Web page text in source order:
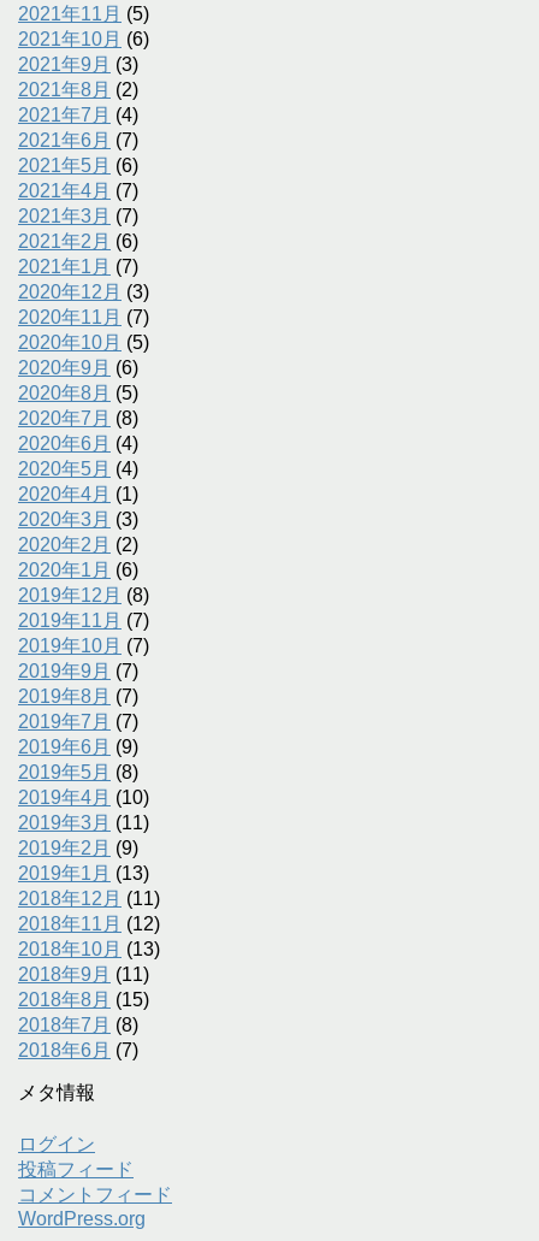
2021年11月 (5)
2021年10月 (6)
2021年9月 (3)
2021年8月 (2)
2021年7月 (4)
2021年6月 (7)
2021年5月 (6)
2021年4月 (7)
2021年3月 (7)
2021年2月 (6)
2021年1月 (7)
2020年12月 (3)
2020年11月 (7)
2020年10月 (5)
2020年9月 (6)
2020年8月 (5)
2020年7月 (8)
2020年6月 (4)
2020年5月 (4)
2020年4月 (1)
2020年3月 (3)
2020年2月 (2)
2020年1月 (6)
2019年12月 (8)
2019年11月 (7)
2019年10月 (7)
2019年9月 (7)
2019年8月 (7)
2019年7月 (7)
2019年6月 (9)
2019年5月 (8)
2019年4月 (10)
2019年3月 (11)
2019年2月 (9)
2019年1月 (13)
2018年12月 (11)
2018年11月 (12)
2018年10月 (13)
2018年9月 (11)
2018年8月 (15)
2018年7月 (8)
2018年6月 (7)
メタ情報
ログイン
投稿フィード
コメントフィード
WordPress.org